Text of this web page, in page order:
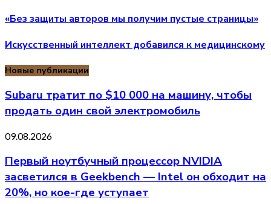
«Без защиты авторов мы получим пустые страницы»
Искусственный интеллект добавился к медицинскому
Новые публикации
Subaru тратит по $10 000 на машину, чтобы
продать один свой электромобиль
09.08.2026
Первый ноутбучный процессор NVIDIA
засветился в Geekbench — Intel он обходит на
20%, но кое-где уступает